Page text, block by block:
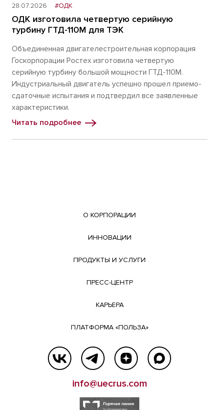
28.07.2026 #ОДК
ОДК изготовила четвертую серийную
турбину ГТД-110М для ТЭК
Объединенная двигателестроительная корпорация
Госкорпорации Ростех изготовила четвертую
серийную турбину большой мощности ГТД-110М.
Индустриальный двигатель успешно прошел приемо-
сдаточные испытания и подтвердил все заявленные
характеристики.
Читать подробнее
О КОРПОРАЦИИ
ИННОВАЦИИ
ПРОДУКТЫ И УСЛУГИ
ПРЕСС-ЦЕНТР
КАРЬЕРА
ПЛАТФОРМА «ПОЛЬЗА»
info@uecrus.com